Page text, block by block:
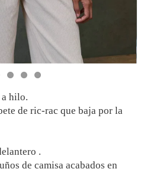
hilo.
de ric-rac que baja por la
.
de camisa acabados en